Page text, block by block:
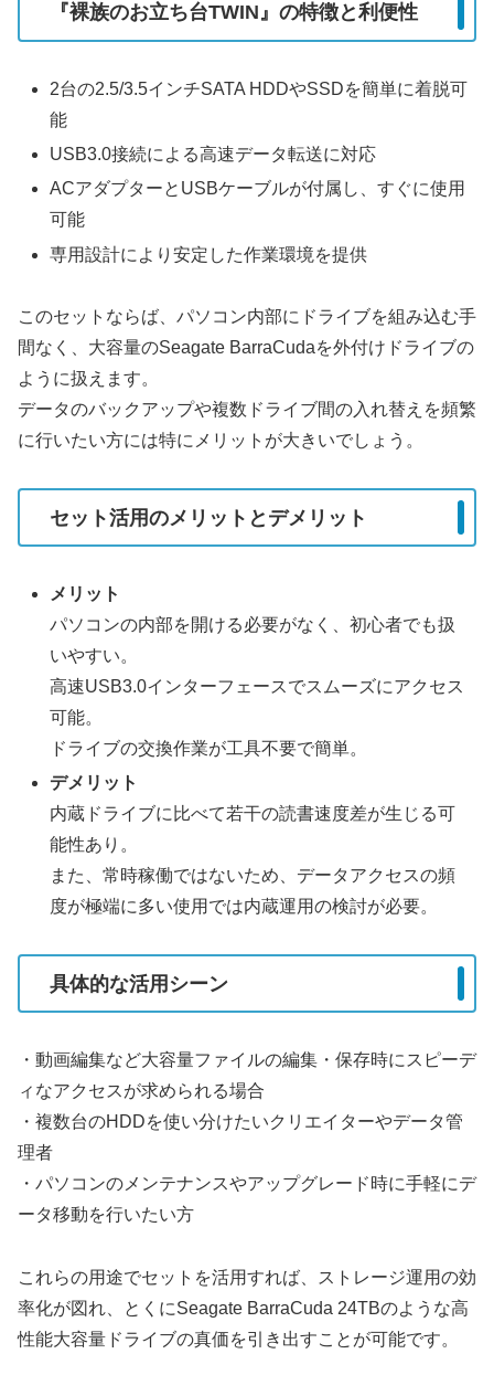
『裸族のお立ち台TWIN』の特徴と利便性
2台の2.5/3.5インチSATA HDDやSSDを簡単に着脱可
能
USB3.0接続による高速データ転送に対応
ACアダプターとUSBケーブルが付属し、すぐに使用
可能
専用設計により安定した作業環境を提供
このセットならば、パソコン内部にドライブを組み込む手
間なく、大容量のSeagate BarraCudaを外付けドライブの
ように扱えます。
データのバックアップや複数ドライブ間の入れ替えを頻繁
に行いたい方には特にメリットが大きいでしょう。
セット活用のメリットとデメリット
メリット
パソコンの内部を開ける必要がなく、初心者でも扱
いやすい。
高速USB3.0インターフェースでスムーズにアクセス
可能。
ドライブの交換作業が工具不要で簡単。
デメリット
内蔵ドライブに比べて若干の読書速度差が生じる可
能性あり。
また、常時稼働ではないため、データアクセスの頻
度が極端に多い使用では内蔵運用の検討が必要。
具体的な活用シーン
・動画編集など大容量ファイルの編集・保存時にスピーデ
ィなアクセスが求められる場合
・複数台のHDDを使い分けたいクリエイターやデータ管
理者
・パソコンのメンテナンスやアップグレード時に手軽にデ
ータ移動を行いたい方
これらの用途でセットを活用すれば、ストレージ運用の効
率化が図れ、とくにSeagate BarraCuda 24TBのような高
性能大容量ドライブの真価を引き出すことが可能です。